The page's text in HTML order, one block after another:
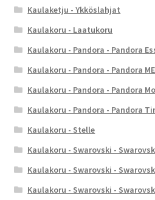
Kaulaketju - Ykköslahjat
Kaulakoru - Laatukoru
Kaulakoru - Pandora - Pandora
Kaulakoru - Pandora - Pandora ME
Kaulakoru - Pandora - Pandora
Kaulakoru - Pandora - Pandora
Kaulakoru - Stelle
Kaulakoru - Swarovski -
Kaulakoru - Swarovski -
Kaulakoru - Swarovski -